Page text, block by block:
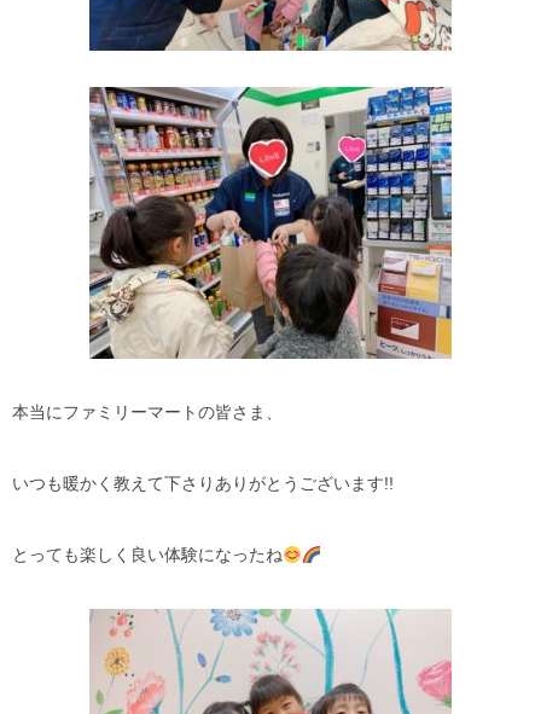
本当にファミリーマートの皆さま、
いつも暖かく教えて下さりありがとうございます!!
とっても楽しく良い体験になったね